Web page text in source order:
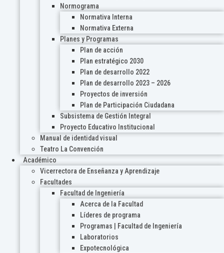
Normograma
Normativa Interna
Normativa Externa
Planes y Programas
Plan de acción
Plan estratégico 2030
Plan de desarrollo 2022
Plan de desarrollo 2023 – 2026
Proyectos de inversión
Plan de Participación Ciudadana
Subsistema de Gestión Integral
Proyecto Educativo Institucional
Manual de identidad visual
Teatro La Convención
Académico
Vicerrectora de Enseñanza y Aprendizaje
Facultades
Facultad de Ingeniería
Acerca de la Facultad
Líderes de programa
Programas | Facultad de Ingeniería
Laboratorios
Expotecnológica